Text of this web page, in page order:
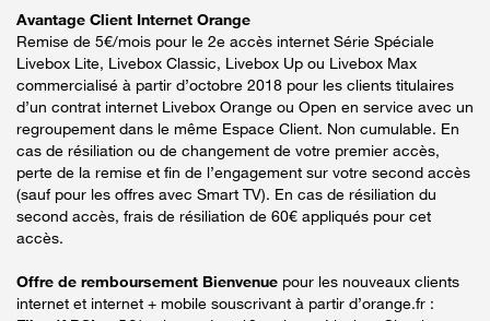
Avantage Client Internet Orange
Remise de 5€/mois pour le 2e accès internet Série Spéciale
Livebox Lite, Livebox Classic, Livebox Up ou Livebox Max
commercialisé à partir d’octobre 2018 pour les clients titulaires
d’un contrat internet Livebox Orange ou Open en service avec un
regroupement dans le même Espace Client. Non cumulable. En
cas de résiliation ou de changement de votre premier accès,
perte de la remise et fin de l’engagement sur votre second accès
(sauf pour les offres avec Smart TV). En cas de résiliation du
second accès, frais de résiliation de 60€ appliqués pour cet
accès.
Offre de remboursement Bienvenue pour les nouveaux clients
internet et internet + mobile souscrivant à partir d’orange.fr :